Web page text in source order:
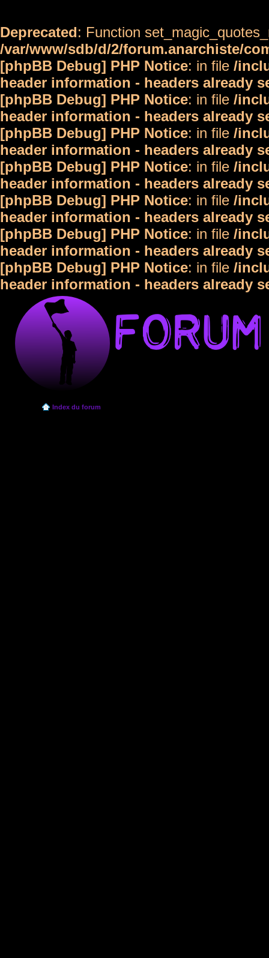
Deprecated: Function
/var/www/sdb/d/2/forum.anarchiste/
[phpBB Debug] PHP Notice: in file /
header information - headers already
[phpBB Debug] PHP Notice: in file /
header information - headers already
[phpBB Debug] PHP Notice: in file /
header information - headers already
[phpBB Debug] PHP Notice: in file /
header information - headers already
[phpBB Debug] PHP Notice: in file /
header information - headers already
[phpBB Debug] PHP Notice: in file /
header information - headers already
[phpBB Debug] PHP Notice: in file /
header information - headers already
Index du forum